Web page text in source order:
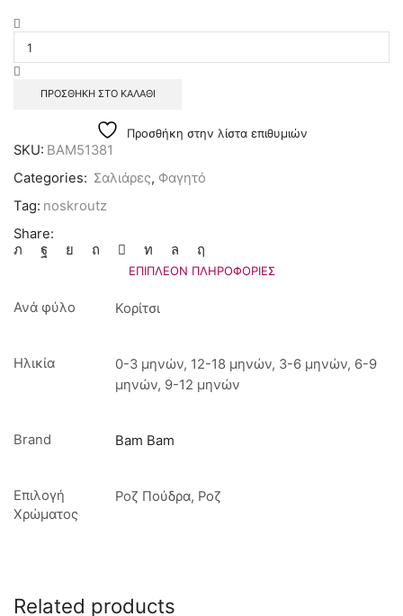
ΠΡΟΣΘΉΚΗ ΣΤΟ ΚΑΛΆΘΙ
Προσθήκη στην λίστα επιθυμιών
SKU: BAM51381
Categories: Σαλιάρες, Φαγητό
Tag: noskroutz
Share:
ΕΠΙΠΛΈΟΝ ΠΛΗΡΟΦΟΡΊΕΣ
Ανά φύλο Κορίτσι
Ηλικία
0-3 μηνών, 12-18 μηνών, 3-6 μηνών, 6-9
μηνών, 9-12 μηνών
Brand Bam Bam
Επιλογή
Χρώματος
Ροζ Πούδρα, Ροζ
Related products